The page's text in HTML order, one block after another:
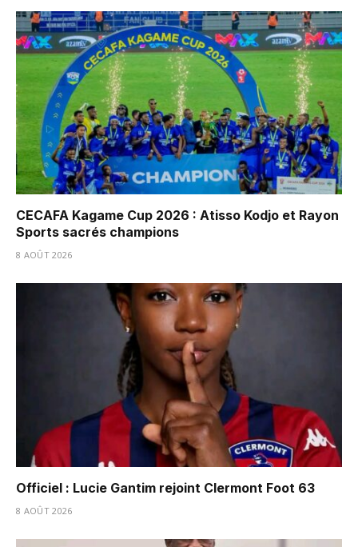
CECAFA Kagame Cup 2026 : Atisso Kodjo et Rayon
Sports sacrés champions
8 AOÛT 2026
Officiel : Lucie Gantim rejoint Clermont Foot 63
8 AOÛT 2026